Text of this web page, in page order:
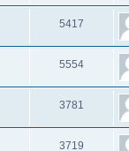
5417
5554
3781
3719